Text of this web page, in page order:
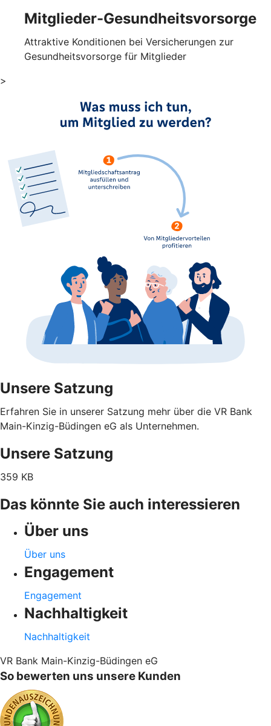
Mitglieder-Gesundheits­vorsorge
Attraktive Konditionen bei Versicherungen zur
Gesundheitsvorsorge für Mitglieder
>
Unsere Satzung
Erfahren Sie in unserer Satzung mehr über die VR Bank
Main-Kinzig-Büdingen eG als Unternehmen.
Unsere Satzung
359 KB
Das könnte Sie auch interessieren
Über uns
Über uns
Engagement
Engagement
Nachhaltigkeit
Nachhaltigkeit
VR Bank Main-Kinzig-Büdingen eG
So bewerten uns unsere Kunden